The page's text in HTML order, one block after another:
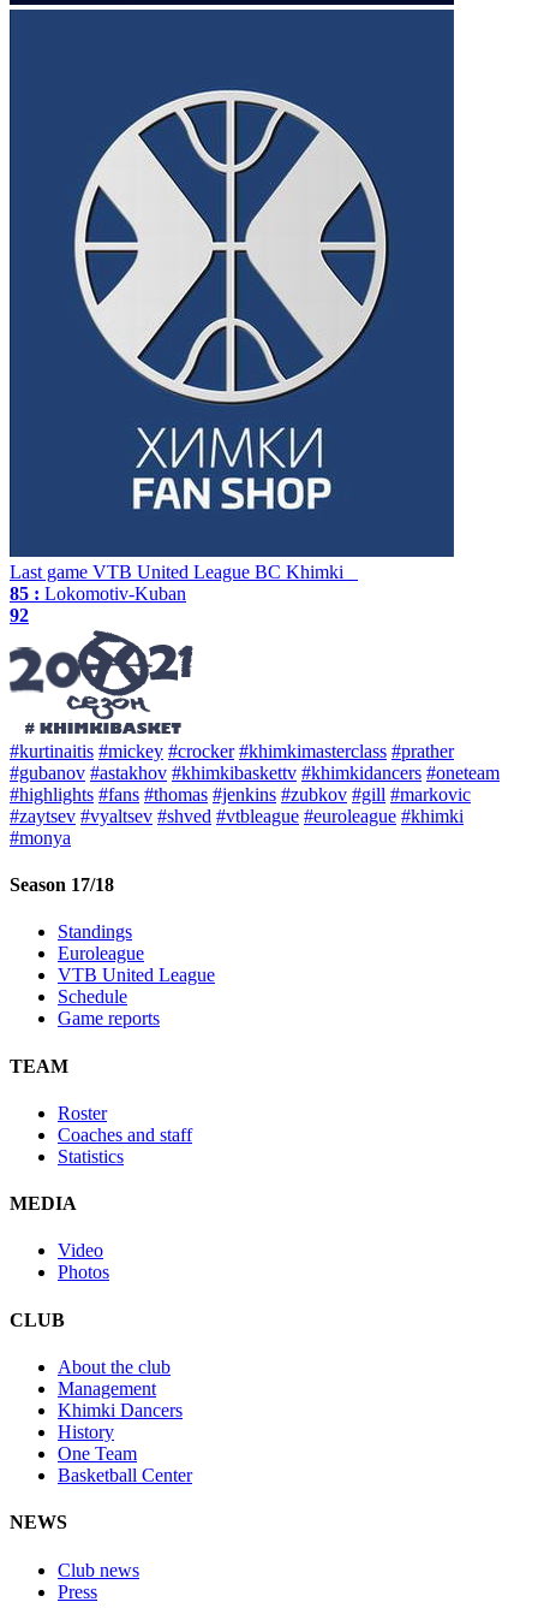
Last game VTB United League BC Khimki
85 : Lokomotiv-Kuban
92
#kurtinaitis #mickey #crocker #khimkimasterclass #prather
#gubanov #astakhov #khimkibaskettv #khimkidancers #oneteam
#highlights #fans #thomas #jenkins #zubkov #gill #markovic
#zaytsev #vyaltsev #shved #vtbleague #euroleague #khimki
#monya
Season 17/18
Standings
Euroleague
VTB United League
Schedule
Game reports
TEAM
Roster
Coaches and staff
Statistics
MEDIA
Video
Photos
CLUB
About the club
Management
Khimki Dancers
History
One Team
Basketball Center
NEWS
Club news
Press